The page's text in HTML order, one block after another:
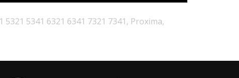
5321 5341 6321 6341 7321 7341, Proxima,